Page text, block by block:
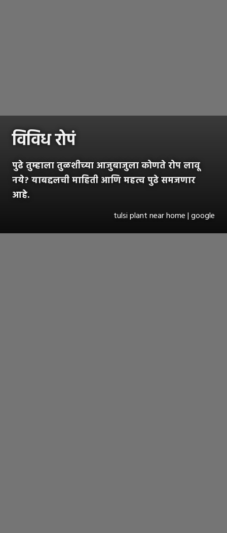
विविध रोपं
पुढे तुम्हाला तुळशीच्या आजुबाजुला कोणते रोप लावू
नये? याबद्दलची माहिती आणि महत्व पुढे समजणार
आहे.
tulsi plant near home | google